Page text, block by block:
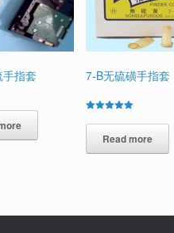
指套 7-B无硫磺手指套
5.00
out of 5Read more